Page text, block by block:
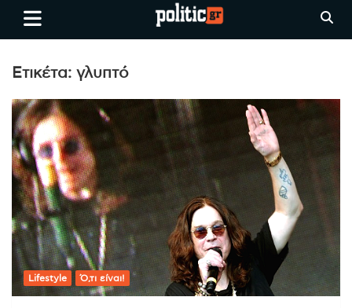
Skip
Ειδήσεις απο τη
Θεσσαλονίκη, την Ελλάδα και
όλο τον Κόσμο
politic.gr
Ετικέτα: γλυπτό
Lifestyle Ό,τι είναι!